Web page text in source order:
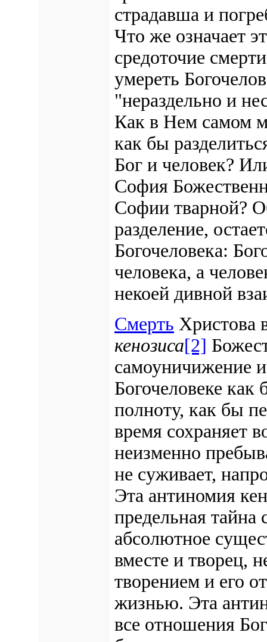
страдавша и
Что же означает
средоточие
умереть
"нераздельно и
Как в Нем самом
как бы
Бог и человек?
София
Софии тварной?
разделение,
Богочеловека:
человека, а
некоей дивной
Смерть Христова
кенозиса[2]
самоуничижение
Богочеловеке
полноту, как бы
время сохраняет
неизменно
не суживает,
Эта антиномия
предельная тайна
абсолютное
вместе и творец,
творением и его
жизнью. Эта
все отношения